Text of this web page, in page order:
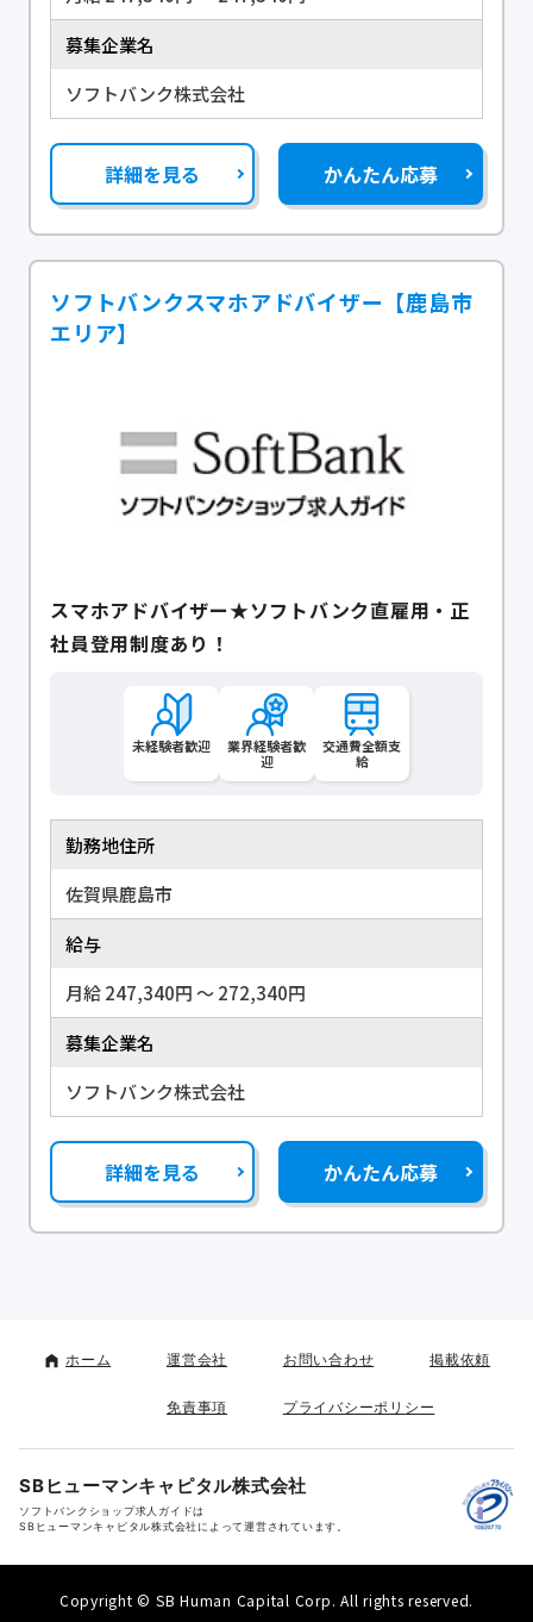
募集企業名
ソフトバンク株式会社
詳細を見る かんたん応募
ソフトバンクスマホアドバイザー【鹿島市
エリア】
スマホアドバイザー★ソフトバンク直雇用・正
社員登用制度あり！
未経験者歓迎
業界経験者歓
迎
交通費全額支
給
勤務地住所
佐賀県鹿島市
給与
月給 247,340円 〜 272,340円
募集企業名
ソフトバンク株式会社
詳細を見る かんたん応募
ホーム 運営会社 お問い合わせ 掲載依頼
免責事項 プライバシーポリシー
SBヒューマンキャピタル株式会社
ソフトバンクショップ求人ガイドは
SBヒューマンキャピタル株式会社によって運営されています。
Copyright © SB Human Capital Corp. All rights reserved.